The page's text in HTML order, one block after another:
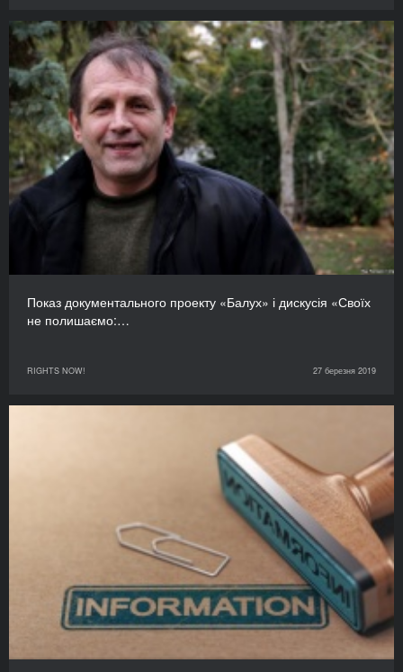
Показ документального проекту «Балух» і дискусія «Своїх
не полишаємо:…
RIGHTS NOW! 27 березня 2019